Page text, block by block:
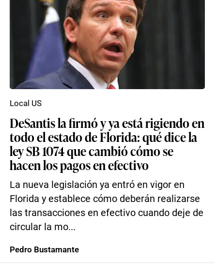
DeSantis la firmó y ya está rigiendo en
todo el estado de Florida: qué dice la
ley SB 1074 que cambió cómo se
hacen los pagos en efectivo
La nueva legislación ya entró en vigor en
Florida y establece cómo deberán realizarse
las transacciones en efectivo cuando deje de
circular la mo...
Local US
Pedro Bustamante